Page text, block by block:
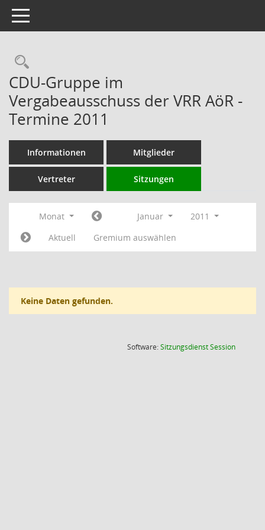
Toggle navigation
Rechercheauswahl
CDU-Gruppe im
Vergabeausschuss der VRR AöR -
Termine 2011
Informationen Mitglieder
Vertreter Sitzungen
Monat Januar
2011
Aktuell
Gremium auswählen
Keine Daten gefunden.
Software:SitzungsdienstSession(Wird in